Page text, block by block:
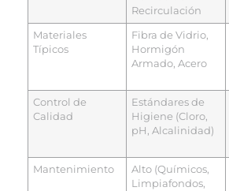
Recirculación
Materiales
Típicos
Fibra de Vidrio,
Hormigón
Armado, Acero
Control de
Calidad
Estándares de
Higiene (Cloro,
pH, Alcalinidad)
Mantenimiento
Alto (Químicos,
Limpiafondos,